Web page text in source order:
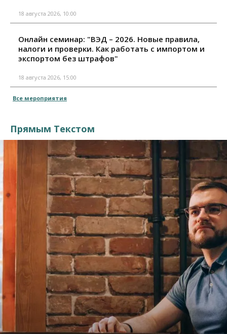
18 августа 2026, 10:00
Онлайн семинар: "ВЭД – 2026. Новые правила,
налоги и проверки. Как работать с импортом и
экспортом без штрафов"
18 августа 2026, 15:00
Все мероприятия
Прямым Текстом